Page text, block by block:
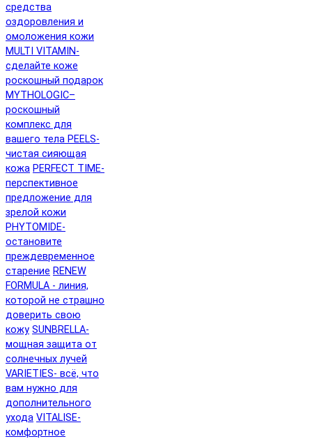
средства
оздоровления и
омоложения кожи
MULTI VITAMIN-
сделайте коже
роскошный подарок
MYTHOLOGIC–
роскошный
комплекс для
вашего тела PEELS-
чистая сияющая
кожа PERFECT TIME-
перспективное
предложение для
зрелой кожи
PHYTOMIDE-
остановите
преждевременное
старение RENEW
FORMULA - линия,
которой не страшно
доверить свою
кожу SUNBRELLA-
мощная защита от
солнечных лучей
VARIETIES- всё, что
вам нужно для
дополнительного
ухода VITALISE-
комфортное